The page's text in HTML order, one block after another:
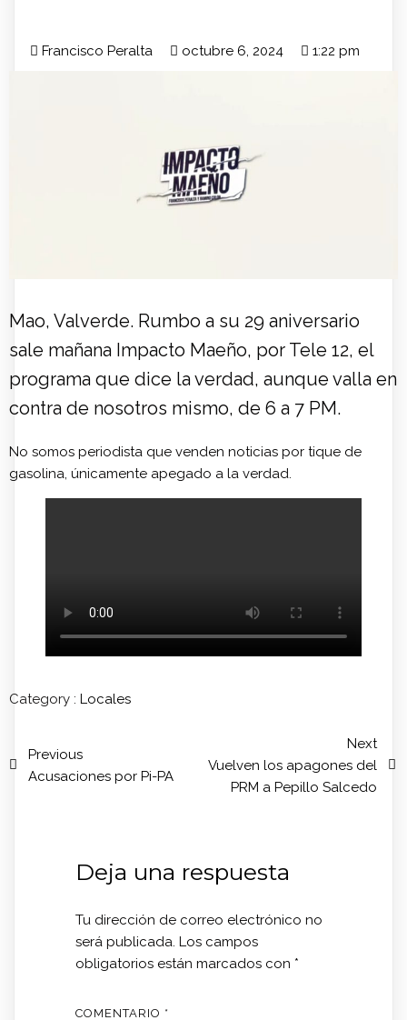
Francisco Peralta octubre 6, 2024 1:22 pm
Mao, Valverde. Rumbo a su 29 aniversario
sale mañana Impacto Maeño, por Tele 12, el
programa que dice la verdad, aunque valla en
contra de nosotros mismo, de 6 a 7 PM.
No somos periodista que venden noticias por tique de
gasolina, únicamente apegado a la verdad.
Category : Locales
Previous
Acusaciones por Pi-PA
Next
Vuelven los apagones del
PRM a Pepillo Salcedo
Deja una respuesta
Tu dirección de correo electrónico no
será publicada. Los campos
obligatorios están marcados con *
COMENTARIO *